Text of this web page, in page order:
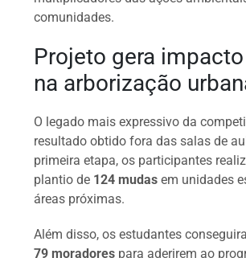
comunidades.
Projeto gera
na arborização
O legado mais expressivo da
resultado obtido fora das salas de
primeira etapa, os participantes
plantio de 124 mudas em unidades
áreas próximas.
Além disso, os estudantes
79 moradores para aderirem ao